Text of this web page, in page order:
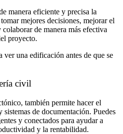
manera eficiente y precisa la
mejores decisiones, mejorar el
de manera más efectiva
proyecto.
una edificación antes de que se
civil
también permite hacer el
de documentación. Puedes
y conectados para ayudar a
y la rentabilidad.